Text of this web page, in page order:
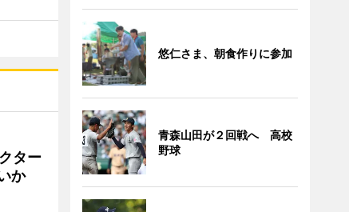
ター
か
悠仁さま、朝食作りに参加
青森山田が２回戦へ 高校
野球